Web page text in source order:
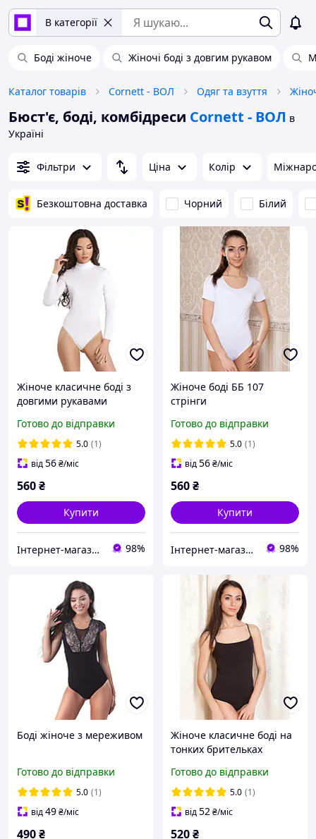
В категорії
Боді жіноче Жіночі боді з довгим рукавом
Каталог товарів Cornett - ВОЛ Одяг та взуття
Бюст'є, боді, комбідреси Cornett - ВОЛ в
Україні
Фільтри Ціна Колір
Безкоштовна доставка Чорний Білий
Жіноче класичне боді з
довгими рукавами
Готово до відправки
5.0 (1)
від56₴/міс
560₴
Купити
Інтернет-магазин "Bolimi" 98%
Жіноче боді ББ 107
стрінги
Готово до відправки
5.0 (1)
від56₴/міс
560₴
Купити
Інтернет-магазин "Bolimi" 98%
Боді жіноче з мереживом
Готово до відправки
5.0 (1)
від49₴/міс
490₴
Жіноче класичне боді на
тонких брительках
Готово до відправки
5.0 (1)
від52₴/міс
520₴